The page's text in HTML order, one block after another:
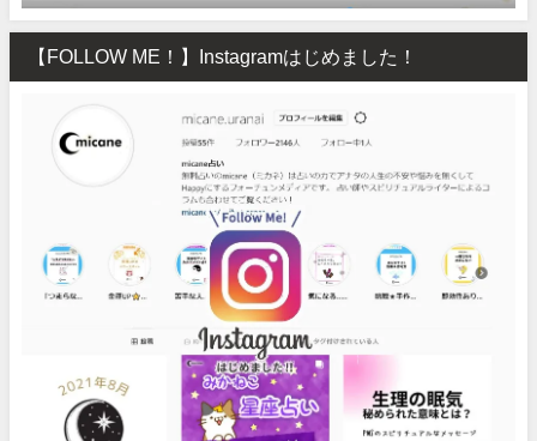
【FOLLOW ME！】Instagramはじめました！